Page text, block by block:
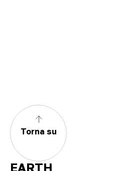
Torna su
EARTH